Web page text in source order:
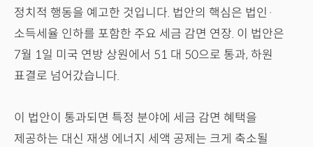
정치적 행동을 예고한 것입니다. 법안의 핵심은 법인·
소득세율 인하를 포함한 주요 세금 감면 연장. 이 법안은
7월 1일 미국 연방 상원에서 51 대 50으로 통과, 하원
표결로 넘어갔습니다.
이 법안이 통과되면 특정 분야에 세금 감면 혜택을
제공하는 대신 재생 에너지 세액 공제는 크게 축소될